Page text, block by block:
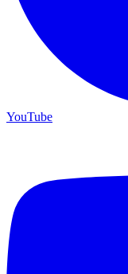
YouTube